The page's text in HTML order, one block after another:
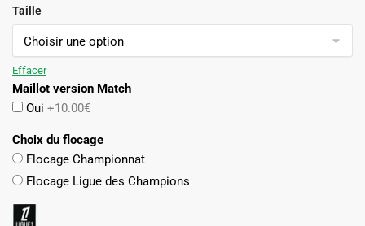
109.90€.54.90€.
Taille
Effacer
Maillot version Match
Oui +10.00€
Choix du flocage
Flocage Championnat
Flocage Ligue des Champions